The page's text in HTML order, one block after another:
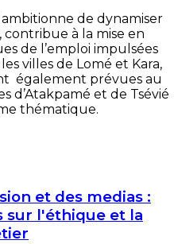
de dynamiser
contribue à la mise en
de l’emploi impulsées
villes de Lomé et Kara,
également prévues au
d’Atakpamé et de Tsévié
thématique.
et des medias :
sur l'éthique et la